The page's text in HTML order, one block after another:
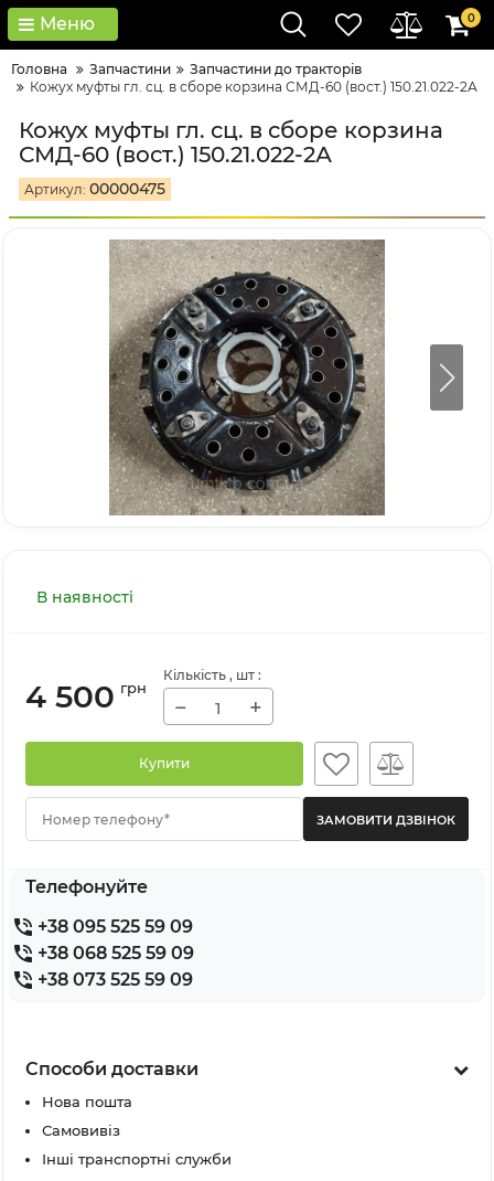
Меню 0
Головна Запчастини
Запчастини до тракторів
Кожух муфты гл. сц. в сборе корзина СМД-60 (вост.) 150.21.022-2А
Кожух муфты гл. сц. в сборе корзина
СМД-60 (вост.) 150.21.022-2А
Артикул: 00000475
В наявності
4 500 грн
Кількість , шт :
− +
Купити
Номер телефону*
Телефонуйте
+38 095 525 59 09
+38 068 525 59 09
+38 073 525 59 09
Способи доставки
Нова пошта
Самовивіз
Інші транспортні служби